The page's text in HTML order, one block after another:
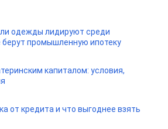
одежды лидируют среди
промышленную ипотеку
капиталом: условия,
от кредита и что выгоднее взять